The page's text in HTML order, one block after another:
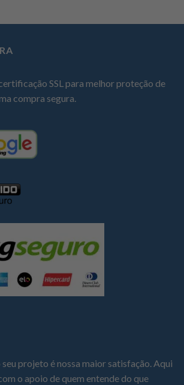
SSL para melhor proteção de
compra segura.
projeto é nossa maior satisfação. Aqui
o apoio de quem entende do que